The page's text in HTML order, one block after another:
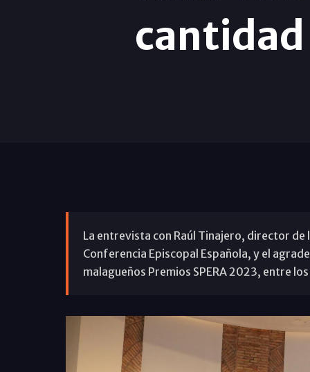
La entrevista con Raúl Tinajero, director de
Conferencia Episcopal Española, y el
malagueños Premios SPERA 2023, entre